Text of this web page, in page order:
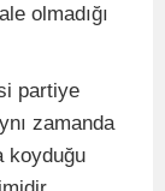
olmadığı
partiye
zamanda
koyduğu